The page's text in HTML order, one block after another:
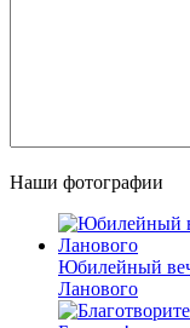
Наши фотографии
Юбилейный
Ланового